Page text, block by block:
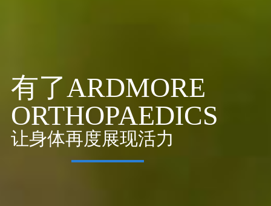
展开健全的康复旅程
有了ARDMORE
ORTHOPAEDICS
让身体再度展现活力
我们为您搞定。